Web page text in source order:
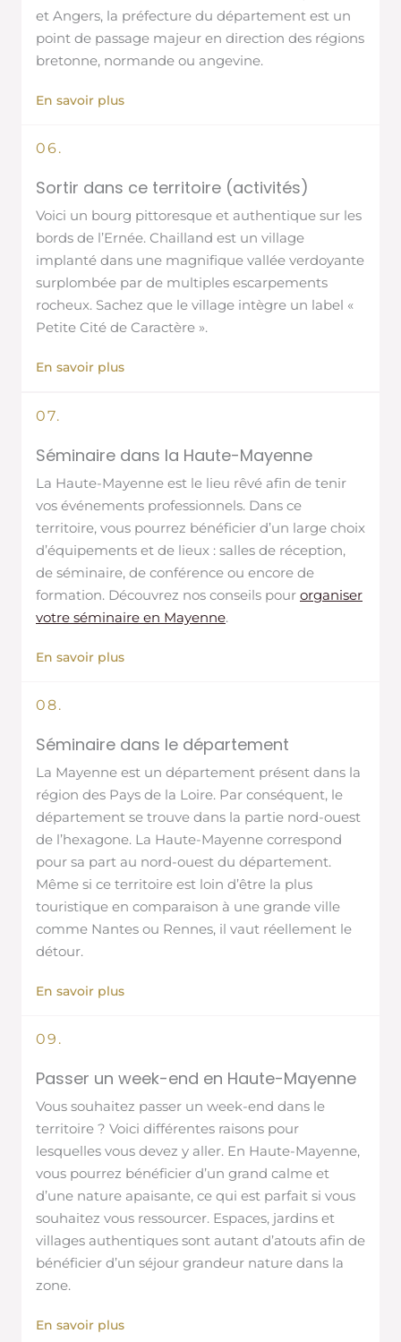
et Angers, la préfecture du département est un
point de passage majeur en direction des régions
bretonne, normande ou angevine.
En savoir plus
06.
Sortir dans ce territoire (activités)
Voici un bourg pittoresque et authentique sur les
bords de l’Ernée. Chailland est un village
implanté dans une magnifique vallée verdoyante
surplombée par de multiples escarpements
rocheux. Sachez que le village intègre un label «
Petite Cité de Caractère ».
En savoir plus
07.
Séminaire dans la Haute-Mayenne
La Haute-Mayenne est le lieu rêvé afin de tenir
vos événements professionnels. Dans ce
territoire, vous pourrez bénéficier d’un large choix
d’équipements et de lieux : salles de réception,
de séminaire, de conférence ou encore de
formation. Découvrez nos conseils pour organiser
votre séminaire en Mayenne.
En savoir plus
08.
Séminaire dans le département
La Mayenne est un département présent dans la
région des Pays de la Loire. Par conséquent, le
département se trouve dans la partie nord-ouest
de l’hexagone. La Haute-Mayenne correspond
pour sa part au nord-ouest du département.
Même si ce territoire est loin d’être la plus
touristique en comparaison à une grande ville
comme Nantes ou Rennes, il vaut réellement le
détour.
En savoir plus
09.
Passer un week-end en Haute-Mayenne
Vous souhaitez passer un week-end dans le
territoire ? Voici différentes raisons pour
lesquelles vous devez y aller. En Haute-Mayenne,
vous pourrez bénéficier d’un grand calme et
d’une nature apaisante, ce qui est parfait si vous
souhaitez vous ressourcer. Espaces, jardins et
villages authentiques sont autant d’atouts afin de
bénéficier d’un séjour grandeur nature dans la
zone.
En savoir plus